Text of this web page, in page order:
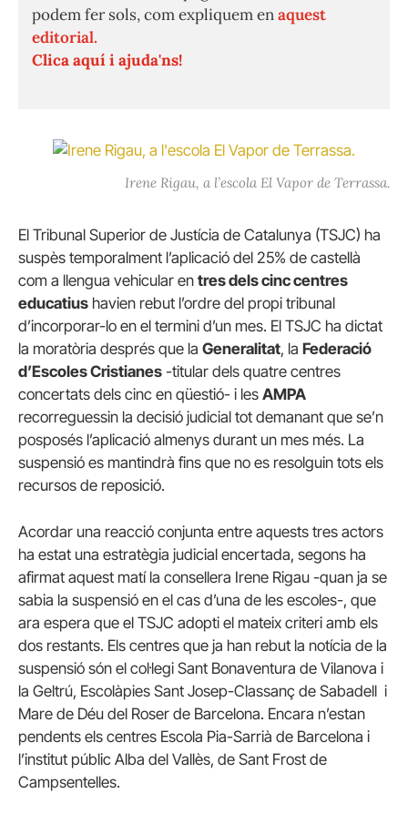
podem fer sols, com expliquem enaquest
editorial.
Clica aquí i ajuda'ns!
Irene Rigau, a l’escola El Vapor de Terrassa.
El Tribunal Superior de Justícia de Catalunya (TSJC) ha
suspès temporalment l’aplicació del 25% de castellà
com a llengua vehicular en tres dels cinc centres
educatius havien rebut l’ordre del propi tribunal
d’incorporar-lo en el termini d’un mes. El TSJC ha dictat
la moratòria després que la Generalitat, la Federació
d’Escoles Cristianes -titular dels quatre centres
concertats dels cinc en qüestió- i les AMPA
recorreguessin la decisió judicial tot demanant que se’n
posposés l’aplicació almenys durant un mes més. La
suspensió es mantindrà fins que no es resolguin tots els
recursos de reposició.
Acordar una reacció conjunta entre aquests tres actors
ha estat una estratègia judicial encertada, segons ha
afirmat aquest matí la consellera Irene Rigau -quan ja se
sabia la suspensió en el cas d’una de les escoles-, que
ara espera que el TSJC adopti el mateix criteri amb els
dos restants. Els centres que ja han rebut la notícia de la
suspensió són el col·legi Sant Bonaventura de Vilanova i
la Geltrú, Escolàpies Sant Josep-Classanç de Sabadell i
Mare de Déu del Roser de Barcelona. Encara n’estan
pendents els centres Escola Pia-Sarrià de Barcelona i
l’institut públic Alba del Vallès, de Sant Frost de
Campsentelles.